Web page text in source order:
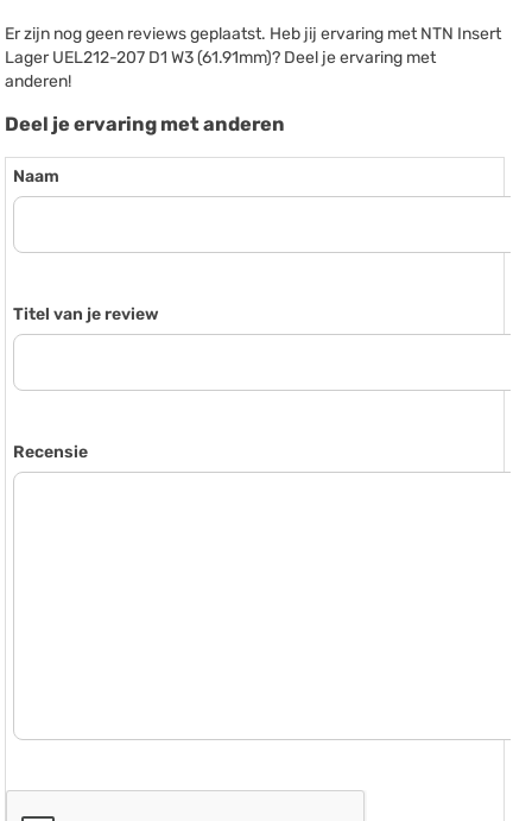
Er zijn nog geen reviews geplaatst. Heb jij ervaring met NTN Insert
Lager UEL212-207 D1 W3 (61.91mm)? Deel je ervaring met
anderen!
Deel je ervaring met anderen
Naam
Titel van je review
Recensie